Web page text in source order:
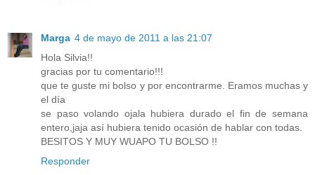
Marga 4 de mayo de 2011 a las 21:07
Hola Silvia!!
gracias por tu comentario!!!
que te guste mi bolso y por encontrarme. Eramos muchas y
el día
se paso volando ojala hubiera durado el fin de semana
entero,jaja así hubiera tenido ocasión de hablar con todas.
BESITOS Y MUY WUAPO TU BOLSO !!
Responder